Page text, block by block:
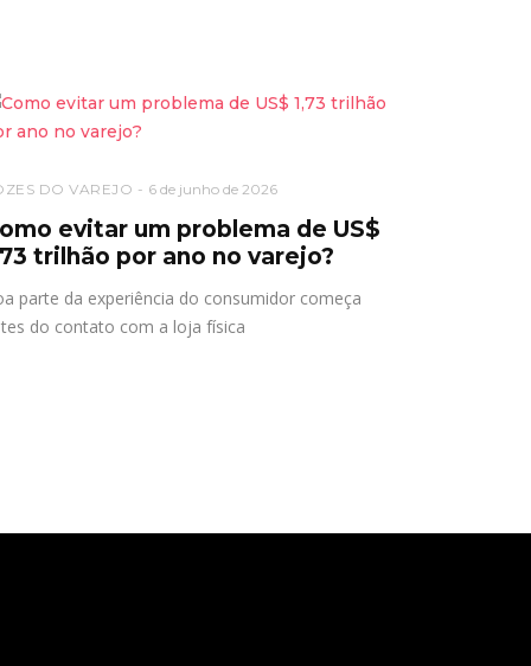
DO VAREJO 6 de junho de 2026
evitar um problema de US$
trilhão por ano no varejo?
parte da experiência do consumidor começa
do contato com a loja física